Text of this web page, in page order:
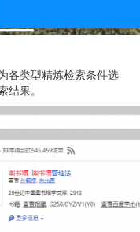
各类型精炼检索条件选
果。